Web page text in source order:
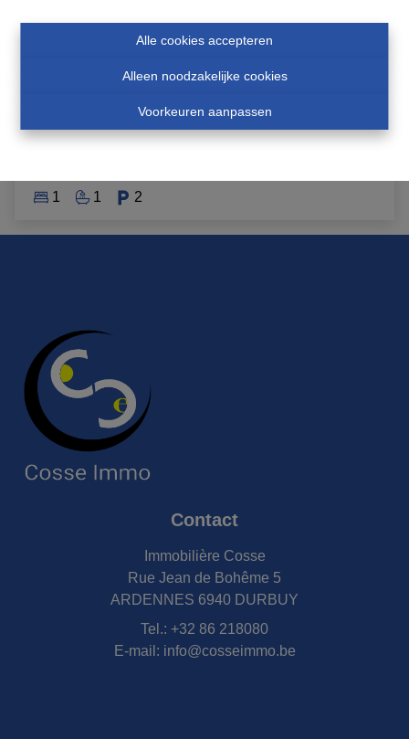
Alle cookies accepteren
Alleen noodzakelijke cookies
Voorkeuren aanpassen
Prijs op aanvraag
1 1 2
Contact
Immobilière Cosse
Rue Jean de Bohême 5
ARDENNES 6940 DURBUY
Tel.: +32 86 218080
E-mail: info@cosseimmo.be